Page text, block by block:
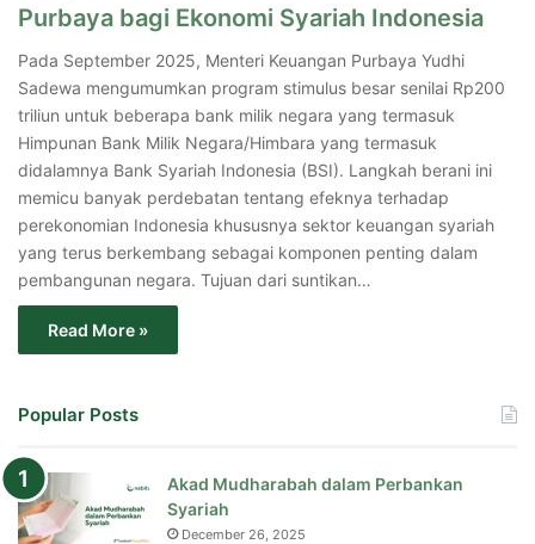
Purbaya bagi Ekonomi Syariah Indonesia
Pada September 2025, Menteri Keuangan Purbaya Yudhi
Sadewa mengumumkan program stimulus besar senilai Rp200
triliun untuk beberapa bank milik negara yang termasuk
Himpunan Bank Milik Negara/Himbara yang termasuk
didalamnya Bank Syariah Indonesia (BSI). Langkah berani ini
memicu banyak perdebatan tentang efeknya terhadap
perekonomian Indonesia khususnya sektor keuangan syariah
yang terus berkembang sebagai komponen penting dalam
pembangunan negara. Tujuan dari suntikan…
Read More »
Popular Posts
Akad Mudharabah dalam Perbankan
Syariah
December 26, 2025